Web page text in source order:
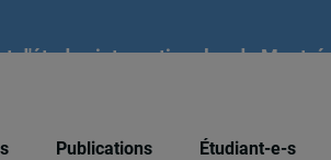
d'études internationales de
Publications Étudiant-e-s